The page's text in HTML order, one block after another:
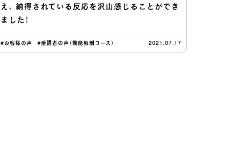
え、 納得されている反応を沢山感じることができ
ました！
#お客様の声 #受講者の声（機能解剖コース） 2021.07.17